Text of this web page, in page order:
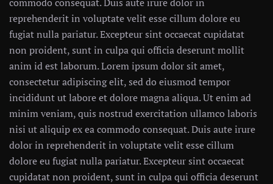
reprehenderit in voluptate velit esse cillum dolore eu
fugiat nulla pariatur. Excepteur sint occaecat cupidatat
non proident, sunt in culpa qui officia deserunt mollit
anim id est laborum. Lorem ipsum dolor sit amet,
consectetur adipiscing elit, sed do eiusmod tempor
incididunt ut labore et dolore magna aliqua. Ut enim ad
minim veniam, quis nostrud exercitation ullamco laboris
nisi ut aliquip ex ea commodo consequat. Duis aute irure
dolor in reprehenderit in voluptate velit esse cillum
dolore eu fugiat nulla pariatur. Excepteur sint occaecat
cupidatat non proident, sunt in culpa qui officia deserunt